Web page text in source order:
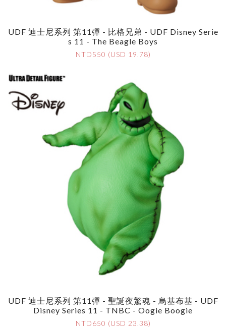
UDF 迪士尼系列 第11彈 - 比格兄弟 - UDF Disney Serie
S 11 - The Beagle Boys
NTD550 (USD 19.78)
UDF 迪士尼系列 第11彈 - 聖誕夜驚魂 - 烏基布基 - UDF
Disney Series 11 - TNBC - Oogie Boogie
NTD650 (USD 23.38)